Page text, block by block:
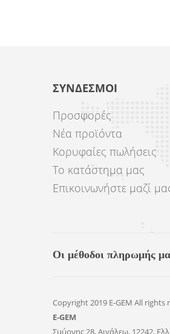
ΣΎΝΔΕΣΜΟΙ
Προσφορές
Νέα προϊόντα
Κορυφαίες πωλήσεις
Το κατάστημα μας
Επικοινωνήστε μαζί
Οι μέθοδοι πληρωμής
Copyright 2019 E-GEM All
E-GEM
Σμύρνης 28, Αιγάλεω, 12242,